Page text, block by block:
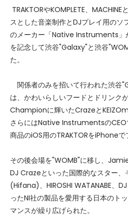
TRAKTORやKOMPLETE、
スとした音楽制作とDJプレイ用のソ
のメーカー「Native Instruments」
を記念して渋谷"Galaxy"と渋谷
た。
関係者のみを招いて行われた渋谷
は、かわいらしいフードとドリンク
Championに輝いたCrazeと
さらにはNative Instrumentsの
商品のiOS用のTRAKTORをiPhoneで
その後会場を"WOMB"に移し、
DJ Crazeといった国際的なスター
(Hifana)、HIROSHI WATANABE、
ったNI社の製品を愛用する日本のト
マンスが繰り広げられた。